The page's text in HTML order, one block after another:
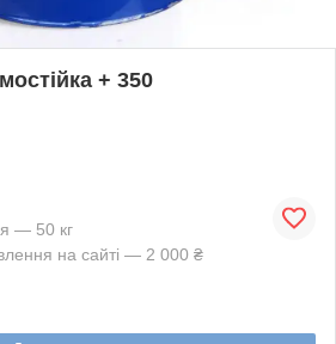
+ 350
— 50 кг
на сайті — 2 000 ₴